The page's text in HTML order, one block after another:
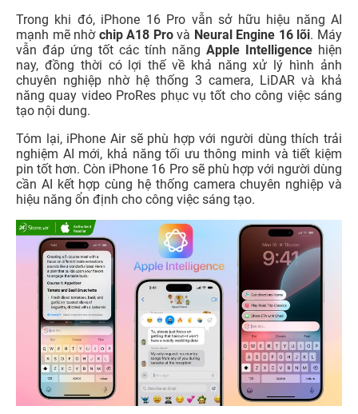
Trong khi đó, iPhone 16 Pro vẫn sở hữu hiệu năng AI
mạnh mẽ nhờ chip A18 Provà Neural Engine 16 lõi. Máy
vẫn đáp ứng tốt các tính năng Apple Intelligence hiện
nay, đồng thời có lợi thế về khả năng xử lý hình ảnh
chuyên nghiệp nhờ hệ thống 3 camera, LiDAR và khả
năng quay video ProRes phục vụ tốt cho công việc sáng
tạo nội dung.
Tóm lại, iPhone Air sẽ phù hợp với người dùng thích trải
nghiệm AI mới, khả năng tối ưu thông minh và tiết kiệm
pin tốt hơn. Còn iPhone 16 Pro sẽ phù hợp với người dùng
cần AI kết hợp cùng hệ thống camera chuyên nghiệp và
hiệu năng ổn định cho công việc sáng tạo.